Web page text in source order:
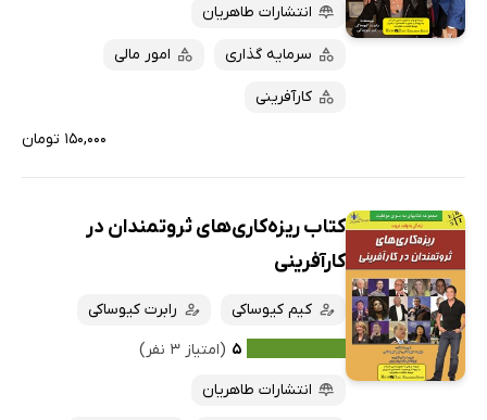
انتشارات طاهریان
سرمایه گذاری امور مالی
کارآفرینی
۱۵۰,۰۰۰ تومان
کتاب ریزه‌کاری‌های ثروتمندان در
کارآفرینی
کیم کیوساکی
رابرت کیوساکی
۵ (امتیاز ۳ نفر)
انتشارات طاهریان